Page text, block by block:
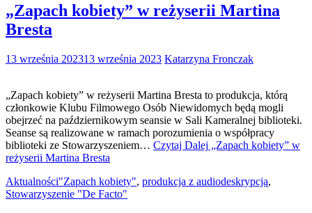
„Zapach kobiety” w reżyserii Martina
Bresta
13 września 202313 września 2023 Katarzyna Fronczak
„Zapach kobiety” w reżyserii Martina Bresta to produkcja, którą
członkowie Klubu Filmowego Osób Niewidomych będą mogli
obejrzeć na październikowym seansie w Sali Kameralnej biblioteki.
Seanse są realizowane w ramach porozumienia o współpracy
biblioteki ze Stowarzyszeniem… Czytaj Dalej „Zapach kobiety” w
reżyserii Martina Bresta
Aktualności"Zapach kobiety", produkcja z audiodeskrypcją,
Stowarzyszenie "De Facto"